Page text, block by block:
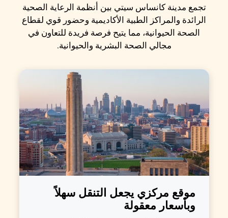
تجمع مدينة كانساس سيتي بين أنظمة الرعاية الصحية
الرائدة والمراكز الطبية الأكاديمية وحضور قوي لقطاع
الصحة الحيوانية، مما يتيح فرصة فريدة للتعاون في
مجالي الصحة البشرية والحيوانية.
موقع مركزي يجعل التنقل سهلاً
وبأسعار معقولة